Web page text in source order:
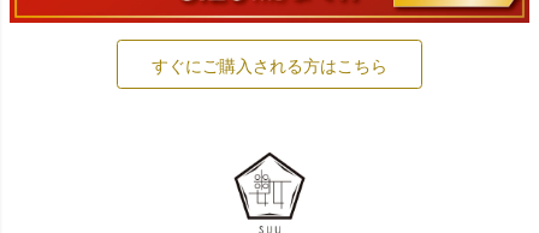
すぐにご購入される方はこちら